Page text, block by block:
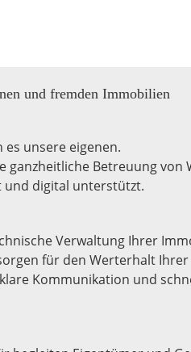
und fremden Immobilien
unsere eigenen.
ganzheitliche Betreuung von
und digital unterstützt.
Verwaltung Ihrer
für den Werterhalt Ihrer
Kommunikation und